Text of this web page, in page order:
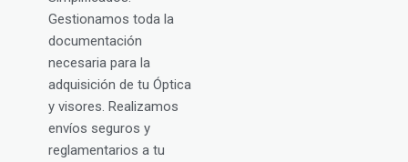
Gestionamos toda la
documentación
necesaria para la
adquisición de tu Óptica
y visores. Realizamos
envíos seguros y
reglamentarios a tu